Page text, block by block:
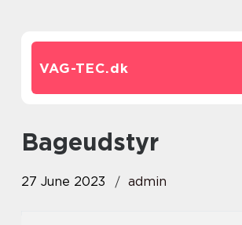
VAG-TEC.dk
Bageudstyr
27 June 2023 admin